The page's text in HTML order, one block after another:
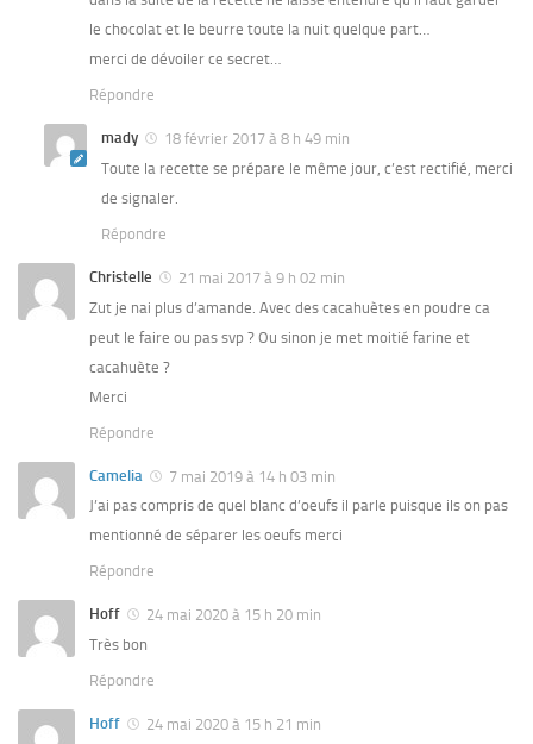
le chocolat et le beurre toute la nuit quelque part…
merci de dévoiler ce secret…
Répondre
mady
18 février 2017 à 8 h 49 min
Toute la recette se prépare le même jour, c’est rectifié, merci
de signaler.
Répondre
Christelle
21 mai 2017 à 9 h 02 min
Zut je nai plus d’amande. Avec des cacahuètes en poudre ca
peut le faire ou pas svp ? Ou sinon je met moitié farine et
cacahuète ?
Merci
Répondre
Camelia
7 mai 2019 à 14 h 03 min
J’ai pas compris de quel blanc d’oeufs il parle puisque ils on pas
mentionné de séparer les oeufs merci
Répondre
Hoff
24 mai 2020 à 15 h 20 min
Très bon
Répondre
Hoff
24 mai 2020 à 15 h 21 min